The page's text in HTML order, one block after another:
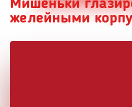
Мишеньки
желейными